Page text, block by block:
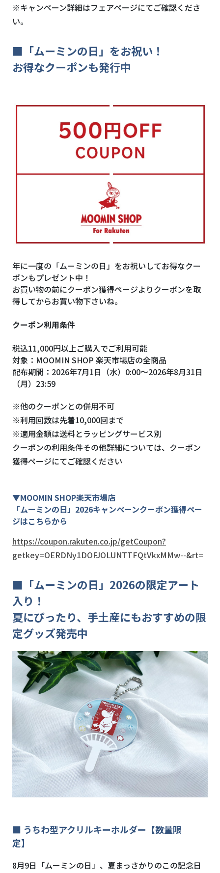
※キャンペーン詳細はフェアページにてご確認くださ
い。
■「ムーミンの日」をお祝い！
お得なクーポンも発行中
年に一度の「ムーミンの日」をお祝いしてお得なクー
ポンもプレゼント中！
お買い物の前にクーポン獲得ページよりクーポンを取
得してからお買い物下さいね。
クーポン利用条件
税込11,000円以上ご購入でご利用可能
対象：MOOMIN SHOP 楽天市場店の全商品
配布期間：2026年7月1日（水）0:00～2026年8月31日
（月）23:59
※他のクーポンとの併用不可
※利用回数は先着10,000回まで
※適用金額は送料とラッピングサービス別
クーポンの利用条件その他詳細については、クーポン
獲得ページにてご確認ください
▼MOOMIN SHOP楽天市場店
「ムーミンの日」2026キャンペーンクーポン獲得ペー
ジはこちらから
https://coupon.rakuten.co.jp/getCoupon?
getkey=OERDNy1DOFJOLUNTTFQtVkxMMw--&rt=
■「ムーミンの日」2026の限定アート
入り！
夏にぴったり、手土産にもおすすめの限
定グッズ発売中
■ うちわ型アクリルキーホルダー【数量限
定】
8月9日「ムーミンの日」、夏まっさかりのこの記念日